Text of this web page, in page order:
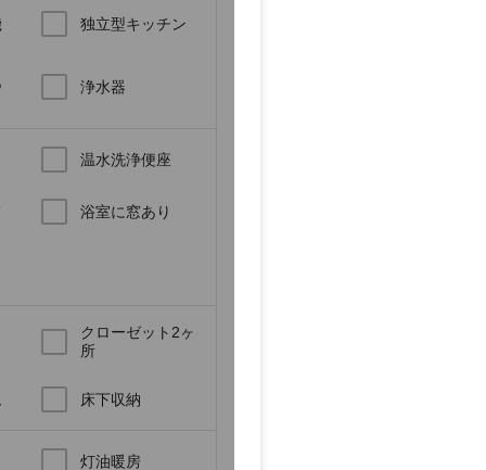
独立型キッチン
浄水器
温水洗浄便座
浴室に窓あり
クローゼット2ヶ
所
床下収納
灯油暖房